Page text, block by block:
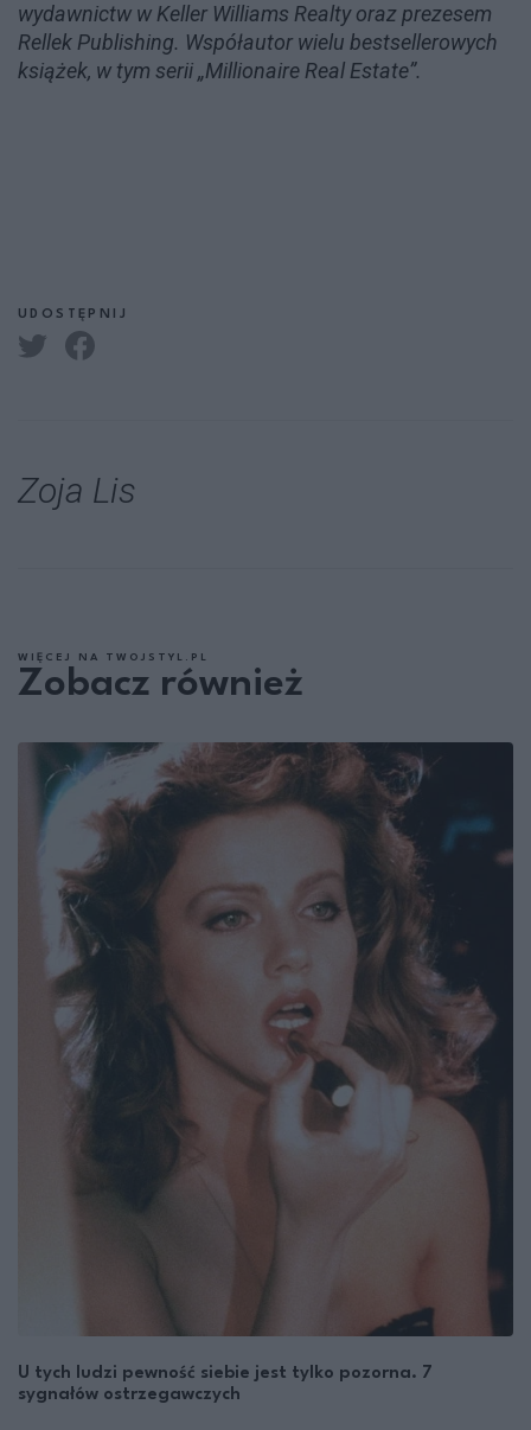
wydawnictw w Keller Williams Realty oraz prezesem
Rellek Publishing. Współautor wielu bestsellerowych
książek, w tym serii „Millionaire Real Estate”.
UDOSTĘPNIJ
Zoja Lis
WIĘCEJ NA TWOJSTYL.PL
Zobacz również
U tych ludzi pewność siebie jest tylko pozorna. 7
sygnałów ostrzegawczych